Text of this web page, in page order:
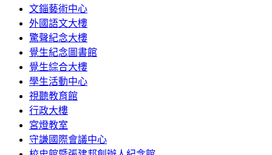
文錙藝術中心
外國語文大樓
驚聲紀念大樓
覺生紀念圖書館
覺生綜合大樓
學生活動中心
視聽教育館
行政大樓
宮燈教室
守謙國際會議中心